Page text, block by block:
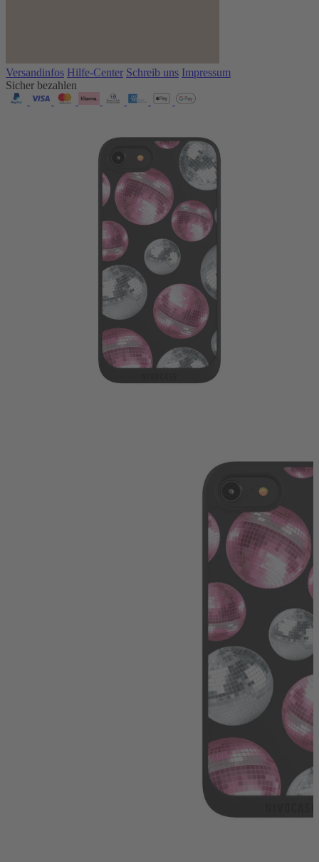
Versandinfos Hilfe-Center Schreib uns Impressum
Sicher bezahlen